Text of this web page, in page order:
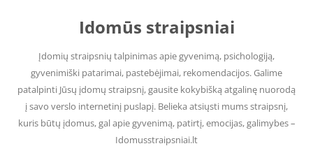
Idomūs straipsniai
Įdomių straipsnių talpinimas apie gyvenimą, psichologiją,
gyvenimiški patarimai, pastebėjimai, rekomendacijos. Galime
patalpinti Jūsų įdomų straipsnį, gausite kokybišką atgalinę nuorodą
į savo verslo internetinį puslapį. Belieka atsiųsti mums straipsnį,
kuris būtų įdomus, gal apie gyvenimą, patirtį, emocijas, galimybes –
Idomusstraipsniai.lt